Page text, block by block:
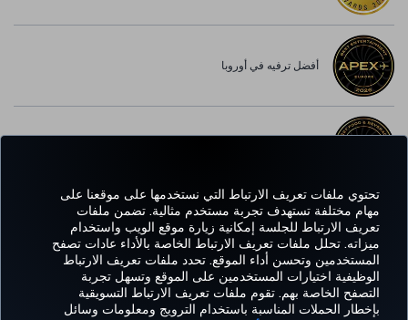
تحتوي ملفات تعريف الارتباط التي نستخدمها على موقعنا على
مهام مختلفة تستهدف تجربة مستخدم مثالية. تضمن ملفات
تعريف الارتباط للجلسة إمكانية زيارة موقع الويب واستخدام
ميزاته. تحلل ملفات تعريف الارتباط الخاصة بالأداء عادات تصفح
المستخدمين وتحسن أداء الموقع. تحدد ملفات تعريف الارتباط
الوظيفية اختيارات المستخدمين على الموقع وتسهل تجربة
التصفح الخاصة بهم. تقوم ملفات تعريف الارتباط التسويقية
بإخطار الحملات المناسبة باستخدام الترويج ومعلومات وسائل
أفضل ترفيه في أوروبا
Facebook
Twitter
Instagram
YouTube
LinkedIn
تيك توك
Blog
Pinterest
الحجز
والإدارة
خبرة
العروض
والوجهات
مساعدة MILES&SMILES
CORPORATE
CLUB